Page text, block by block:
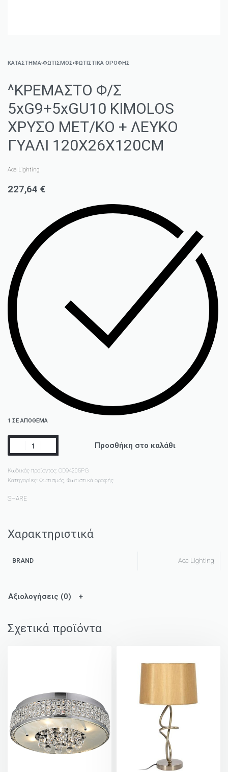
ΚΑΤΑΣΤΗΜΑ›ΦΩΤΙΣΜΌΣ›ΦΩΤΙΣΤΙΚΆ ΟΡΟΦΉΣ
^ΚΡΕΜΑΣΤΟ Φ/Σ
5xG9+5xGU10 KIMOLOS
ΧΡΥΣΟ ΜΕΤ/ΚΟ + ΛΕΥΚΟ
ΓΥΑΛΙ 120Χ26Χ120CM
Aca Lighting
227,64 €
1 ΣΕ ΑΠΌΘΕΜΑ
Προσθήκη στο καλάθι
Κωδικός προϊόντος: OD94205PG
Κατηγορίες: Φωτισμός, Φωτιστικά οροφής
SHARE
Χαρακτηριστικά
BRAND Aca Lighting
Αξιολογήσεις (0)
Σχετικά προϊόντα